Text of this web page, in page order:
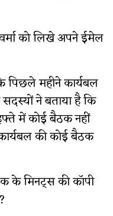
को लिखे अपने ईमेल
पिछले महीने कार्यबल
ने बताया है कि
में कोई बैठक नहीं
की कोई बैठक
के मिनट्स की कॉपी